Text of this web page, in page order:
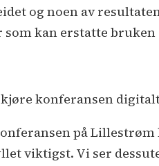
og noen av
kan erstatte bruken
kjøre konferansen
på
viktigst. Vi ser